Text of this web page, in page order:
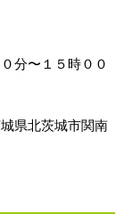
分〜１５時００
県北茨城市関南